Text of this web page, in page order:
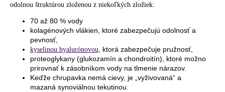
odolnou štruktúrou zloženou z niekoľkých zložiek:
70 až 80 % vody
kolagénových vlákien, ktoré zabezpečujú odolnosť a
pevnosť,
kyselinou hyalurónovou, ktorá zabezpečuje pružnosť,
proteoglykany (glukozamín a chondroitín), ktoré možno
prirovnať k zásobníkom vody na tlmenie nárazov.
Keďže chrupavka nemá cievy, je „vyživovaná“ a
mazaná synoviálnou tekutinou.